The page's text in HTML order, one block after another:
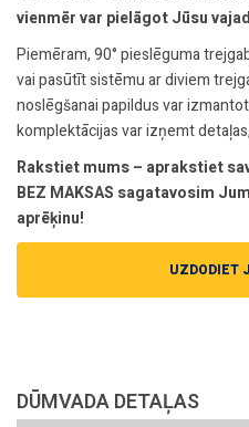
vienmēr var pielāgot Jūsu
Piemēram, 90° pieslēguma
vai pasūtīt sistēmu ar diviem
noslēgšanai papildus var
komplektācijas var izņemt
Rakstiet mums – aprakstiet
BEZ MAKSAS sagatavosim
aprēķinu!
UZDODIET
DŪMVADA DETAĻAS